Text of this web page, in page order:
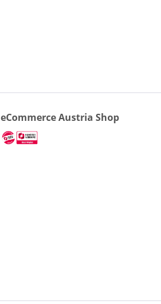
eCommerce Austria Shop